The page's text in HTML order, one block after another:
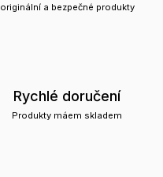
originální a bezpečné produkty
Rychlé doručení
Produkty máem skladem